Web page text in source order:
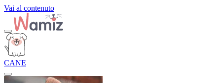
Vai al contenuto
CANE